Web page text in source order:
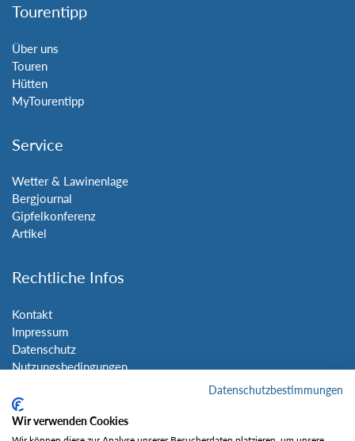
Tourentipp
Über uns
Touren
Hütten
MyTourentipp
Service
Wetter & Lawinenlage
Bergjournal
Gipfelkonferenz
Artikel
Rechtliche Infos
Kontakt
Impressum
Datenschutz
Nutzungsbedingungen
Social Media
Datenschutzbestimmungen
Wir verwenden Cookies